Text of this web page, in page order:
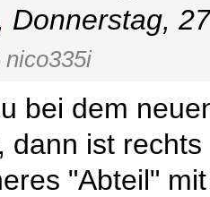
Donnerstag,
nico335i
bei dem
dann ist
"Abteil"